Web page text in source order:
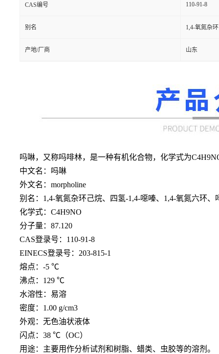
CAS编号 110-91-8
别名 1,4-氧氮杂
产地/厂商 山东
吗啉，又称吗啡林，是一种有机化合物，化学式为
中文名：吗啉
外文名：morpholine
别名：1,4-氧氮杂环己烷、四氢-1,4-噁嗪、1,4-氧氮六环、
化学式：C4H9NO
分子量：87.120
CAS登录号：110-91-8
EINECS登录号：203-815-1
熔点：-5 ℃
沸点：129 ℃
水溶性：易溶
密度：1.00 g/cm3
外观：无色油状液体
闪点：38 ℃（OC）
用途：主要用作分析试剂和树脂、蜡类、虫胶等的溶剂。